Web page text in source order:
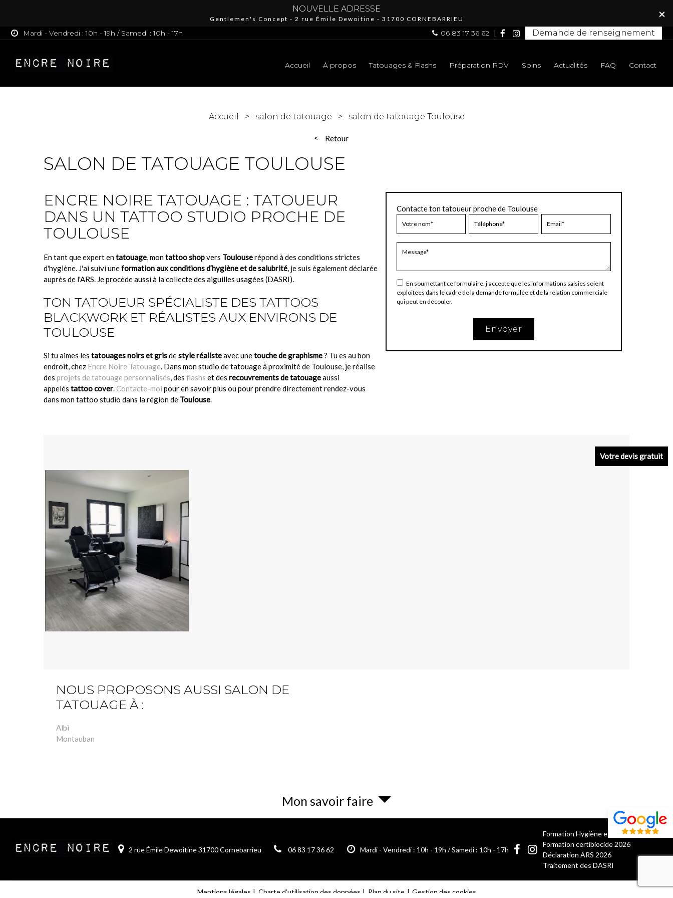
NOUVELLE ADRESSE
Gentlemen's Concept - 2 rue Émile Dewoitine - 31700 CORNEBARRIEU ×
Mardi - Vendredi : 10h - 19h / Samedi : 10h - 17h 06 83 17 36 62 Demande de renseignement
Accueil À propos Tatouages & Flashs Préparation RDV Soins Actualités FAQ Contact
Accueil salon de tatouage salon de tatouage Toulouse
Retour
SALON DE TATOUAGE TOULOUSE
ENCRE NOIRE TATOUAGE : TATOUEUR
DANS UN TATTOO STUDIO PROCHE DE
TOULOUSE
En tant que expert entatouage, montattoo shopvers Toulouserépond à des conditions strictes
d'hygiène. J'ai suivi uneformation aux conditions d’hygiène et de salubrité, je suis également déclarée
auprès de l'ARS. Je procède aussi à la collecte des aiguilles usagées (DASRI).
TON TATOUEUR SPÉCIALISTE DES TATTOOS
BLACKWORK ET RÉALISTES AUX ENVIRONS DE
TOULOUSE
Si tu aimes les tatouages noirs et grisdestyle réalisteavec unetouche de graphisme? Tu es au bon
endroit, chez Encre Noire Tatouage. Dans mon studio de tatouage à proximité de Toulouse, je réalise
des projets de tatouage personnalisés, des flashs et des recouvrements de tatouageaussi
appelés tattoo cover.Contacte-moi pour en savoir plus ou pour prendre directement rendez-vous
dans mon tattoo studio dans la région de Toulouse.
Contacte ton tatoueur proche de Toulouse
En soumettant ce formulaire, j'accepte que les informations saisies soient
exploitées dans le cadre de la demande formulée et de la relation commerciale
qui peut en découler.
NOUS PROPOSONS AUSSI SALON DE
TATOUAGE À :
Albi
Montauban
Votre devis gratuit
Mon savoir faire
2 rue Émile Dewoitine 31700 Cornebarrieu 06 83 17 36 62 Mardi - Vendredi : 10h - 19h / Samedi : 10h - 17h
Formation Hygiène et salubrité 2026
Formation certibiocide 2026
Déclaration ARS 2026
Traitement des DASRI
Mentions légales Charte d’utilisation des données Plan du site Gestion des cookies